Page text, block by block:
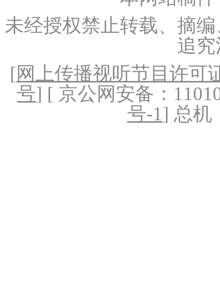
未经授权禁止转载、摘
追
[网上传播视听节目许可
号] [ 京公网安备：
号-1] 总机